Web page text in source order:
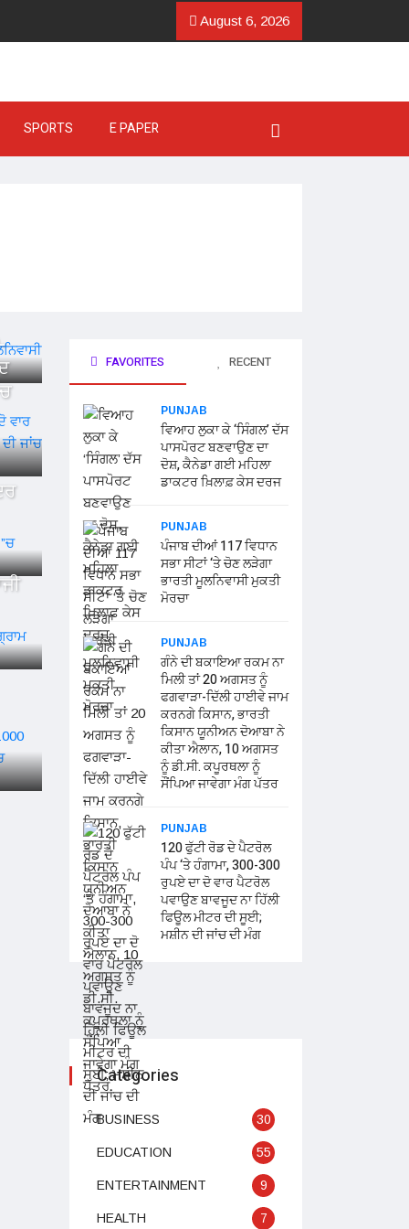
August 6, 2026
SPORTS E PAPER
FAVORITES RECENT
PUNJAB
ਵਿਆਹ ਲੁਕਾ ਕੇ ‘ਸਿੰਗਲ’ ਦੱਸ
ਪਾਸਪੋਰਟ ਬਣਵਾਉਣ ਦਾ
ਦੋਸ਼, ਕੈਨੇਡਾ ਗਈ ਮਹਿਲਾ
ਡਾਕਟਰ ਖ਼ਿਲਾਫ਼ ਕੇਸ ਦਰਜ
PUNJAB
ਪੰਜਾਬ ਦੀਆਂ 117 ਵਿਧਾਨ
ਸਭਾ ਸੀਟਾਂ ‘ਤੇ ਚੋਣ ਲੜੇਗਾ
ਭਾਰਤੀ ਮੂਲਨਿਵਾਸੀ ਮੁਕਤੀ
ਮੋਰਚਾ
PUNJAB
ਗੰਨੇ ਦੀ ਬਕਾਇਆ ਰਕਮ ਨਾ
ਮਿਲੀ ਤਾਂ 20 ਅਗਸਤ ਨੂੰ
ਫਗਵਾੜਾ-ਦਿੱਲੀ ਹਾਈਵੇ ਜਾਮ
ਕਰਨਗੇ ਕਿਸਾਨ, ਭਾਰਤੀ
ਕਿਸਾਨ ਯੂਨੀਅਨ ਦੋਆਬਾ ਨੇ
ਕੀਤਾ ਐਲਾਨ, 10 ਅਗਸਤ
ਨੂੰ ਡੀ.ਸੀ. ਕਪੂਰਥਲਾ ਨੂੰ
ਸੌਂਪਿਆ ਜਾਵੇਗਾ ਮੰਗ ਪੱਤਰ
PUNJAB
120 ਫੁੱਟੀ ਰੋਡ ਦੇ ਪੈਟਰੋਲ
ਪੰਪ ‘ਤੇ ਹੰਗਾਮਾ, 300-300
ਰੁਪਏ ਦਾ ਦੋ ਵਾਰ ਪੈਟਰੋਲ
ਪਵਾਉਣ ਬਾਵਜੂਦ ਨਾ ਹਿੱਲੀ
ਫਿਊਲ ਮੀਟਰ ਦੀ ਸੂਈ;
ਮਸ਼ੀਨ ਦੀ ਜਾਂਚ ਦੀ ਮੰਗ
Categories
BUSINESS 30
EDUCATION 55
ENTERTAINMENT 9
HEALTH 7